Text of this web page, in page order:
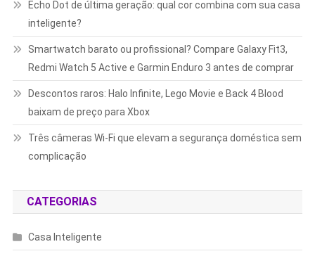
Echo Dot de última geração: qual cor combina com sua casa
inteligente?
Smartwatch barato ou profissional? Compare Galaxy Fit3,
Redmi Watch 5 Active e Garmin Enduro 3 antes de comprar
Descontos raros: Halo Infinite, Lego Movie e Back 4 Blood
baixam de preço para Xbox
Três câmeras Wi-Fi que elevam a segurança doméstica sem
complicação
CATEGORIAS
Casa Inteligente